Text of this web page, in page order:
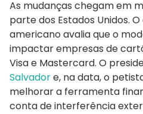
As mudanças chegam em
parte dos Estados Unidos.
americano avalia que o
impactar empresas de
Visa e Mastercard. O
Salvadore, na data, o
melhorar a ferramenta
conta de interferência